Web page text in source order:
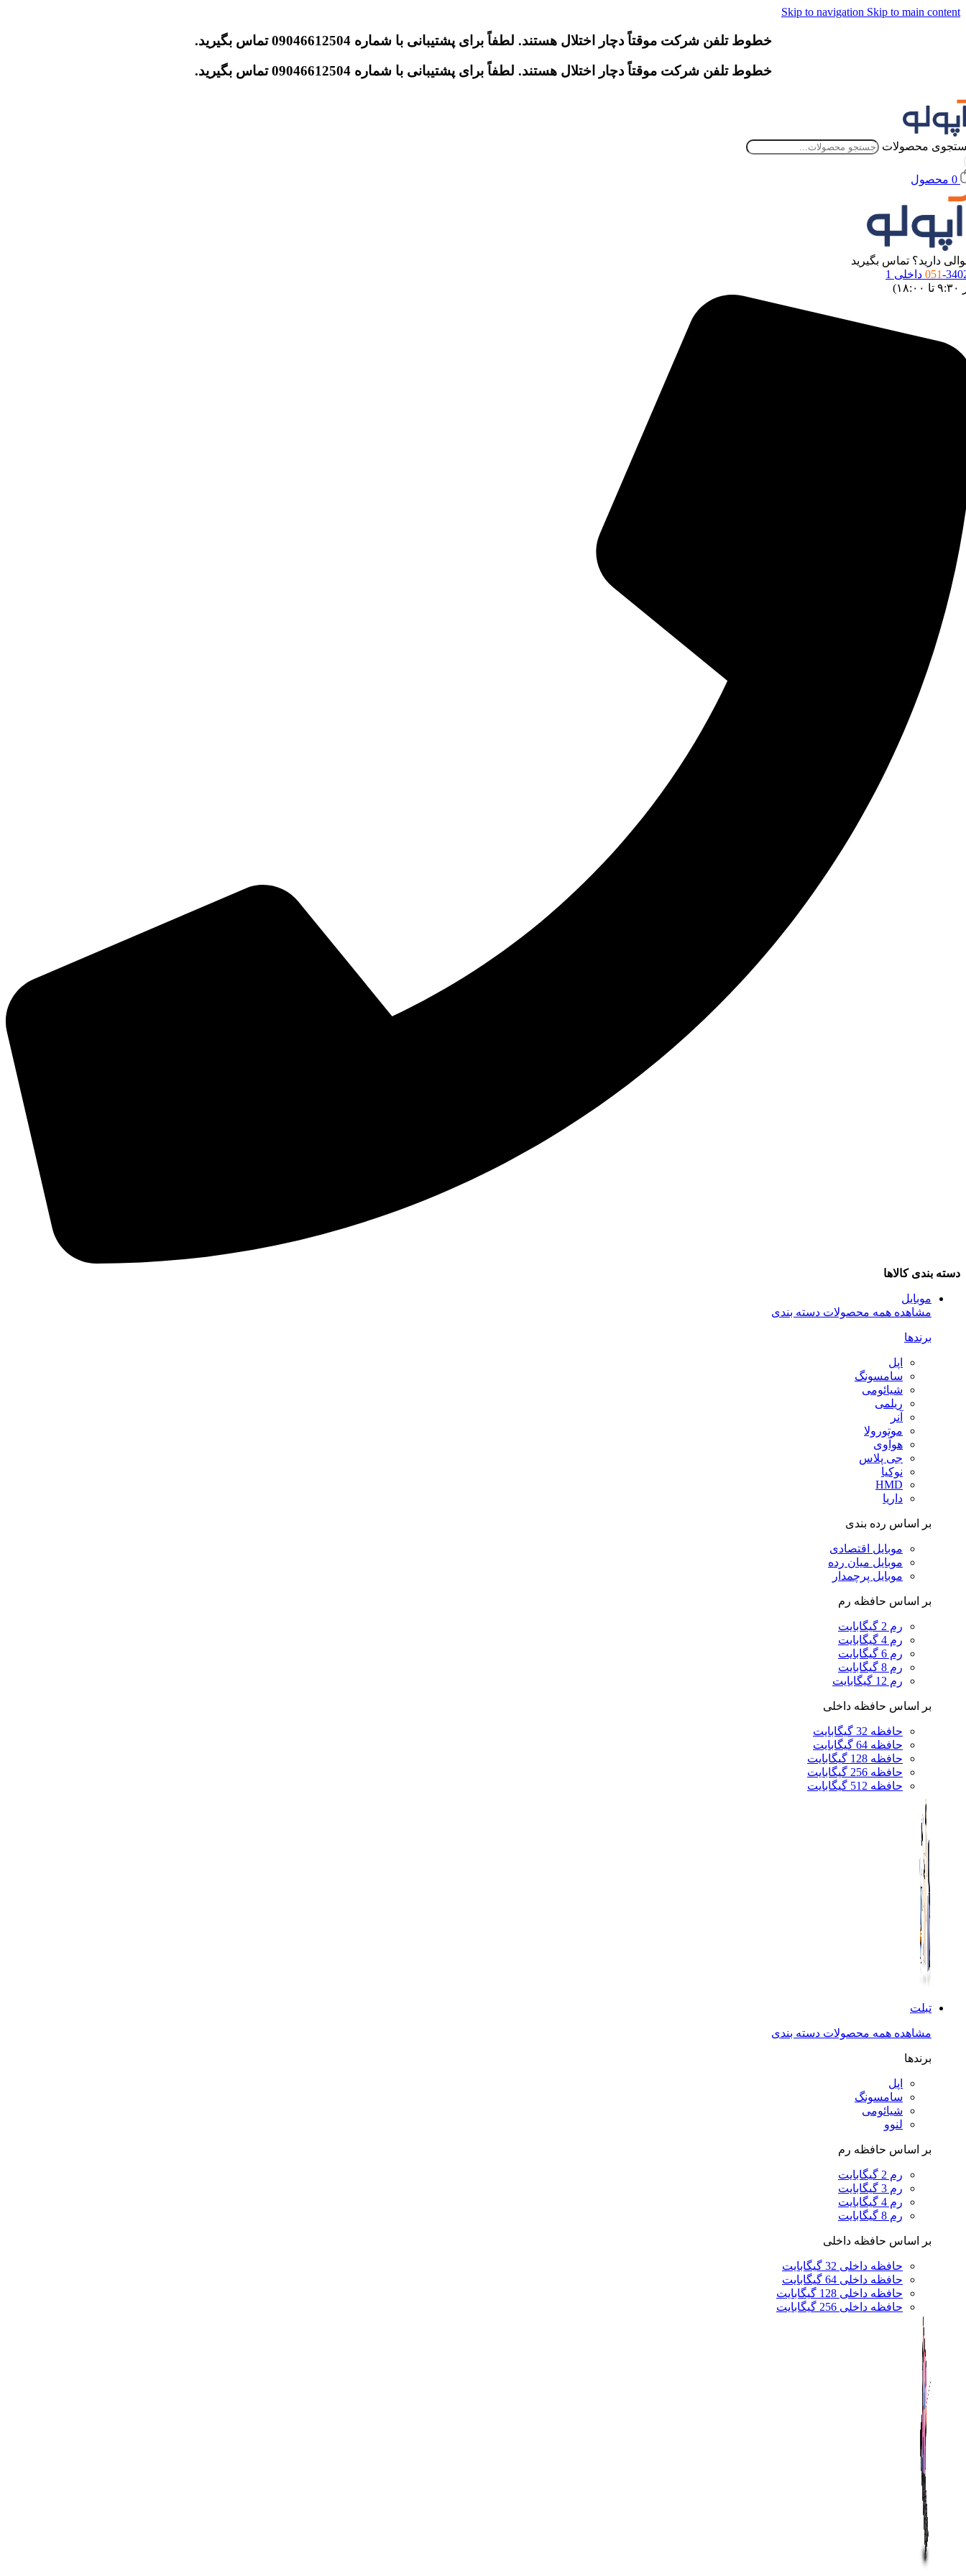
Skip to navigation Skip to main content
خطوط تلفن شرکت موقتاً دچار اختلال هستند. لطفاً برای پشتیبانی با شماره 09046612504 تماس بگیرید.
خطوط تلفن شرکت موقتاً دچار اختلال هستند. لطفاً برای پشتیبانی با شماره 09046612504 تماس بگیرید.
محصولات
0 محصول
دارید؟ تماس بگیرید
051داخلی 1
دسته بندی کالاها
موبایل
مشاهده همه محصولات دسته بندی
برندها
اپل
سامسونگ
شیائومی
ریلمی
آنر
موتورولا
هوآوی
جی پلاس
نوکیا
HMD
داریا
بر اساس رده بندی
موبایل اقتصادی
موبایل میان رده
موبایل پرچمدار
بر اساس حافظه رم
رم 2 گیگابایت
رم 4 گیگابایت
رم 6 گیگابایت
رم 8 گیگابایت
رم 12 گیگابایت
بر اساس حافظه داخلی
حافظه 32 گیگابایت
حافظه 64 گیگابایت
حافظه 128 گیگابایت
حافظه 256 گیگابایت
حافظه 512 گیگابایت
تبلت
مشاهده همه محصولات دسته بندی
برندها
اپل
سامسونگ
شیائومی
لنوو
بر اساس حافظه رم
رم 2 گیگابایت
رم 3 گیگابایت
رم 4 گیگابایت
رم 8 گیگابایت
بر اساس حافظه داخلی
حافظه داخلی 32 گیگابایت
حافظه داخلی 64 گیگابایت
حافظه داخلی 128 گیگابایت
حافظه داخلی 256 گیگابایت